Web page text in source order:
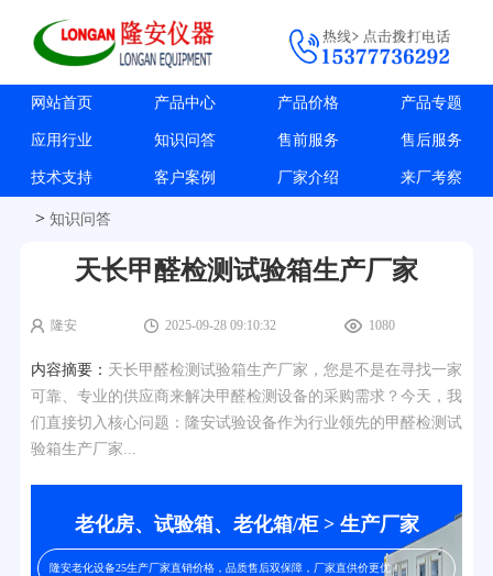
网站首页 产品中心 产品价格 产品专题
应用行业 知识问答 售前服务 售后服务
技术支持 客户案例 厂家介绍 来厂考察
> 知识问答
天长甲醛检测试验箱生产厂家
隆安 2025-09-28 09:10:32 1080
内容摘要： 天长甲醛检测试验箱生产厂家，您是不是在寻找一家
可靠、专业的供应商来解决甲醛检测设备的采购需求？今天，我
们直接切入核心问题：隆安试验设备作为行业领先的甲醛检测试
验箱生产厂家...
老化房、试验箱、老化箱/柜 > 生产厂家
隆安老化设备25生产厂家直销价格，品质售后双保障，厂家直供价更优！